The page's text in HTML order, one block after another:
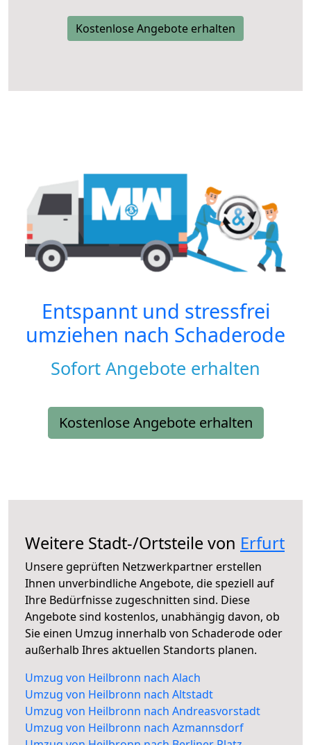
Kostenlose Angebote erhalten
Entspannt und stressfrei
umziehen nach Schaderode
Sofort Angebote erhalten
Kostenlose Angebote erhalten
Weitere Stadt-/Ortsteile von Erfurt
Unsere geprüften Netzwerkpartner erstellen
Ihnen unverbindliche Angebote, die speziell auf
Ihre Bedürfnisse zugeschnitten sind. Diese
Angebote sind kostenlos, unabhängig davon, ob
Sie einen Umzug innerhalb von Schaderode oder
außerhalb Ihres aktuellen Standorts planen.
Umzug von Heilbronn nach Alach
Umzug von Heilbronn nach Altstadt
Umzug von Heilbronn nach Andreasvorstadt
Umzug von Heilbronn nach Azmannsdorf